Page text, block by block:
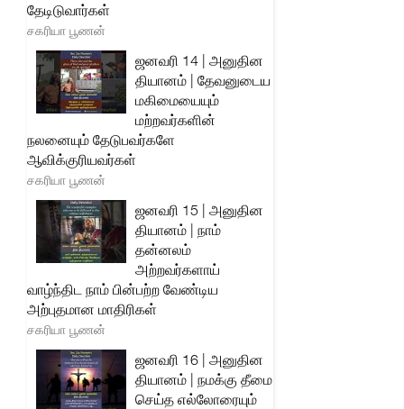
தேடிடுவார்கள்
சகரியா பூணன்
ஜனவரி 14 | அனுதின
தியானம் | தேவனுடைய
மகிமையையும்
மற்றவர்களின்
நலனையும் தேடுபவர்களே
ஆவிக்குரியவர்கள்
சகரியா பூணன்
ஜனவரி 15 | அனுதின
தியானம் | நாம்
தன்னலம்
அற்றவர்களாய்
வாழ்ந்திட நாம் பின்பற்ற வேண்டிய
அற்புதமான மாதிரிகள்
சகரியா பூணன்
ஜனவரி 16 | அனுதின
தியானம் | நமக்கு தீமை
செய்த எல்லோரையும்